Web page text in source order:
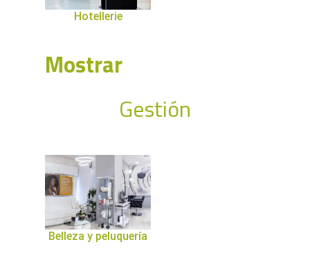
Hotellerie
Mostrar
Gestión
Belleza y peluquería